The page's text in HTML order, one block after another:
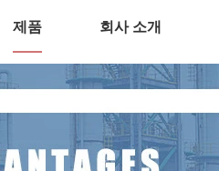
제품 회사 소개